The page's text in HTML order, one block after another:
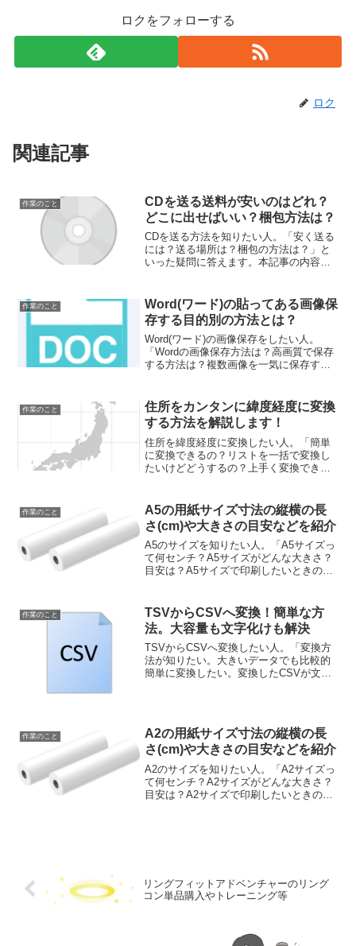
ロクをフォローする
ロク
関連記事
作業のこと
CDを送る送料が安いのはどれ？
どこに出せばいい？梱包方法は？
CDを送る方法を知りたい人。「安く送る
には？送る場所は？梱包の方法は？」と
いった疑問に答えます。本記事の内容・
を送るときの超かんたん梱包方法とはメ
ールではデータを送れず...
作業のこと
Word(ワード)の貼ってある画像保
存する目的別の方法とは？
Word(ワード)の画像保存をしたい人。
「Wordの画像保存方法は？高画質で保存
する方法は？複数画像を一気に保存する
する方法・高画質で画像を保存する方
法・複数画像を...
作業のこと
住所をカンタンに緯度経度に変換
する方法を解説します！
住所を緯度経度に変換したい人。「簡単
に変換できるの？リストを一括で変換し
たいけどどうするの？上手く変換できな
い時に、「住所を緯度経度に変換したい
けどどうやるの？」と思い...
作業のこと
A5の用紙サイズ寸法の縦横の長
さ(cm)や大きさの目安などを紹介
A5のサイズを知りたい人。「A5サイズっ
て何センチ？A5サイズがどんな大きさ？
目安は？A5サイズで印刷したいときの拡
何cm(センチ)か？・A5用紙サイズの目安
は？・A...
作業のこと
TSVからCSVへ変換！簡単な方
法。大容量も文字化けも解決
TSVからCSVへ変換したい人。「変換方
法が知りたい。大きいデータでも比較的
簡単に変換したい。変換したCSVが文字
お悩みのあなた...
作業のこと
A2の用紙サイズ寸法の縦横の長
さ(cm)や大きさの目安などを紹介
A2のサイズを知りたい人。「A2サイズっ
て何センチ？A2サイズがどんな大きさ？
目安は？A2サイズで印刷したいときの拡
リングフィットアドベンチャーのリング
コン単品購入やトレーニング等